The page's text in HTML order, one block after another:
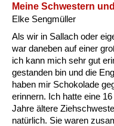
Meine Schwestern
Elke Sengmüller
Als wir in Sallach oder
war daneben auf einer
ich kann mich sehr gut
gestanden bin und die
haben mir Schokolade
erinnern. Ich hatte eine
Jahre ältere
natürlich. Sie waren